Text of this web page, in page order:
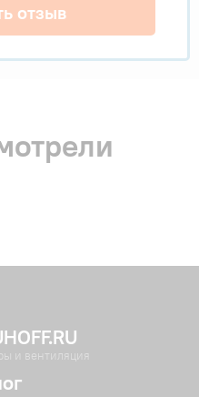
отзыв
и вентиляция